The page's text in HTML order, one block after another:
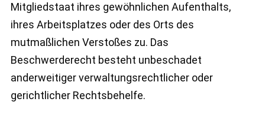
Mitgliedstaat ihres gewöhnlichen Aufenthalts,
ihres Arbeitsplatzes oder des Orts des
mutmaßlichen Verstoßes zu. Das
Beschwerderecht besteht unbeschadet
anderweitiger verwaltungsrechtlicher oder
gerichtlicher Rechtsbehelfe.